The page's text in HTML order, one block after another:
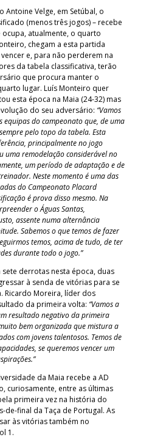
Antoine Velge, em Setúbal, o
(menos três jogos) – recebe
ocupa, atualmente, o quarto
chegam a esta partida
e, para não perderem na
da tabela classificativa, terão
que procura manter o
lugar. Luís Monteiro quer
esta época na Maia (24-32) mas
do seu adversário: “Vamos
do campeonato que, de uma
pelo topo da tabela. Esta
principalmente no jogo
uma remodelação considerável no
um período de adaptação e de
Neste momento é uma das
do Campeonato Placard
é prova disso mesmo. Na
o Águas Santas,
assente numa alternância
Sabemos o que temos de fazer
temos, acima de tudo, de ter
durante todo o jogo.”
derrotas nesta época, duas
à senda de vitórias para se
Ricardo Moreira, líder dos
da primeira volta: “Vamos a
resultado negativo da primeira
bem organizada que mistura a
com jovens talentosos. Temos de
se queremos vencer um
da Maia recebe a AD
curiosamente, entre as últimas
primeira vez na história do
de-final da Taça de Portugal. As
às vitórias também no
1.